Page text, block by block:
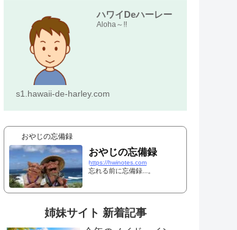
ハワイDeハーレー
Aloha～!!
s1.hawaii-de-harley.com
おやじの忘備録
おやじの忘備録
https://hwinotes.com
忘れる前に忘備録...。
姉妹サイト 新着記事